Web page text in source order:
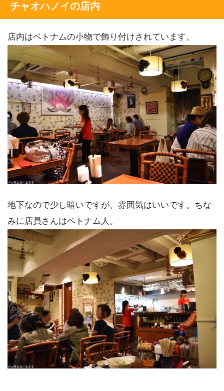
チャオハノイの店内
店内はベトナムの小物で飾り付けされています。
地下なので少し暗いですが、雰囲気はいいです。ちな
みに店員さんはベトナム人。